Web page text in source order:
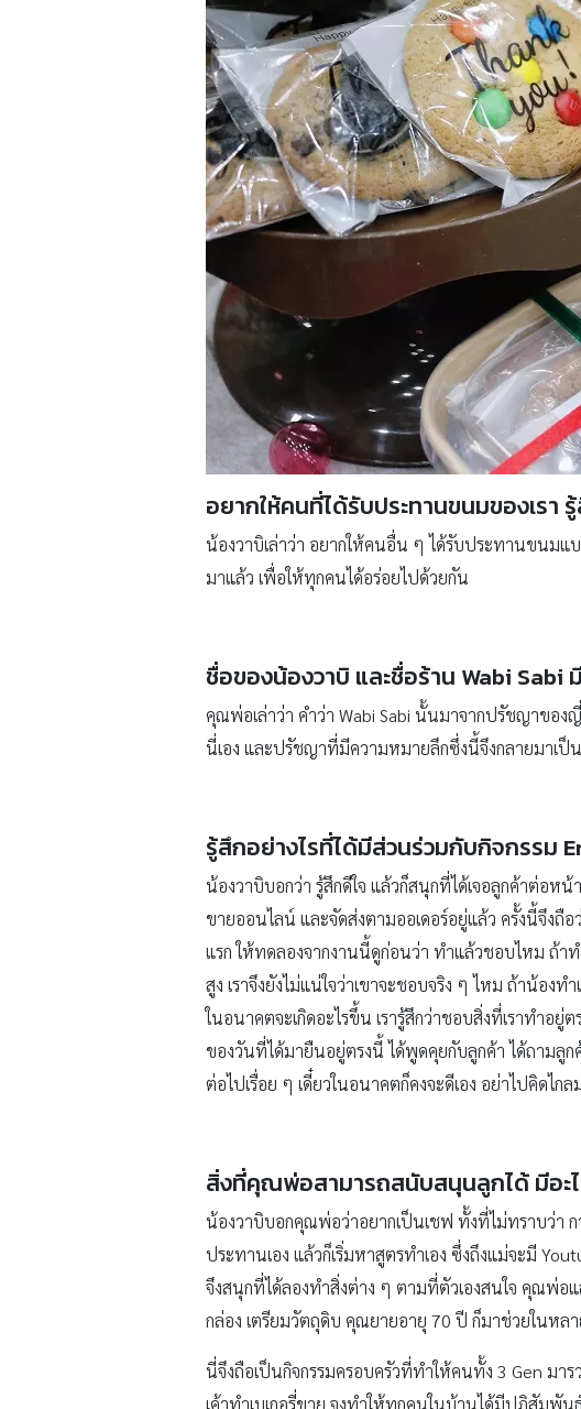
อยากให้คนที่ได้รับประทานขนมของเรา
น้องวาบิเล่าว่า อยากให้คนอื่น ๆ ได้รับประทานขนม
มาแล้ว เพื่อให้ทุกคนได้อร่อยไปด้วยกัน
ชื่อของน้องวาบิ และชื่อร้าน Wabi Sabi
คุณพ่อเล่าว่า คำว่า Wabi Sabi นั้นมาจากปรัชญาของ
นี่เอง และปรัชญาที่มีความหมายลึกซึ่งนี้จึงกลายมาเ
รู้สึกอย่างไรที่ได้มีส่วนร่วมกับกิจกรรม
น้องวาบิบอกว่า รู้สึกดีใจ แล้วก็สนุกที่ได้เจอลูกค้าต่อห
ขายออนไลน์ และจัดส่งตามออเดอร์อยู่แล้ว ครั้งนี้จึงถื
แรก ให้ทดลองจากงานนี้ดูก่อนว่า ทำแล้วชอบไหม ถ้าท
สูง เราจึงยังไม่แน่ใจว่าเขาจะชอบจริง ๆ ไหม ถ้าน้อง
ในอนาคตจะเกิดอะไรขึ้น เรารู้สึกว่าชอบสิ่งที่เราทำอ
ของวันที่ได้มายืนอยู่ตรงนี้ ได้พูดคุยกับลูกค้า ได้ถามลูก
ต่อไปเรื่อย ๆ เดี๋ยวในอนาคตก็คงจะดีเอง อย่าไปคิดไก
สิ่งที่คุณพ่อสามารถสนับสนุนลูกได้ มีอะ
น้องวาบิบอกคุณพ่อว่าอยากเป็นเชฟ ทั้งที่ไม่ทราบว่า
ประทานเอง แล้วก็เริ่มหาสูตรทำเอง ซึ่งถึงแม่จะมี
จึงสนุกที่ได้ลองทำสิ่งต่าง ๆ ตามที่ตัวเองสนใจ คุณพ่
กล่อง เตรียมวัตถุดิบ คุณยายอายุ 70 ปี ก็มาช่วยในหล
นี่จึงถือเป็นกิจกรรมครอบครัวที่ทำให้คนทั้ง 3 Gen มา
เค้าทำเบเกอรี่ขาย จุงทำให้ทุกคนในบ้านได้มีปฏิสัมพั